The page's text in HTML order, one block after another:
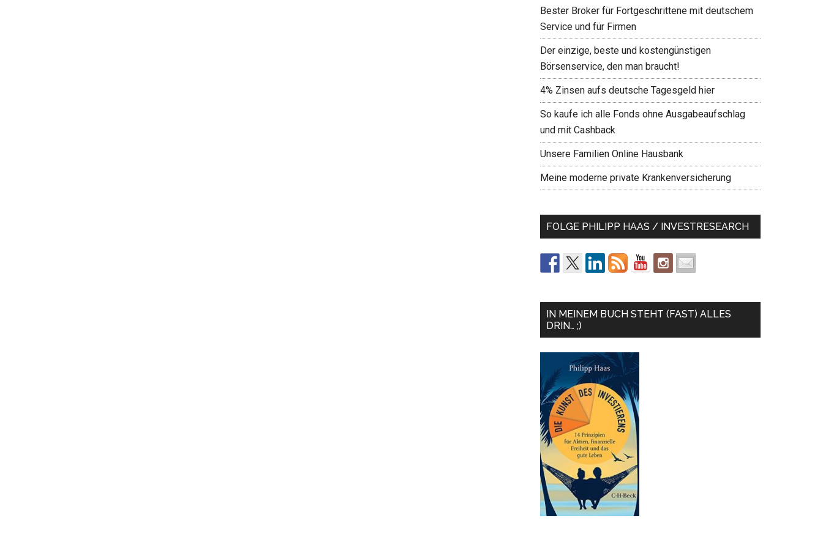
Bester Broker für Fortgeschrittene mit deutschem
Service und für Firmen
Der einzige, beste und kostengünstigen
Börsenservice, den man braucht!
4% Zinsen aufs deutsche Tagesgeld hier
So kaufe ich alle Fonds ohne Ausgabeaufschlag
und mit Cashback
Unsere Familien Online Hausbank
Meine moderne private Krankenversicherung
FOLGE PHILIPP HAAS / INVESTRESEARCH
IN MEINEM BUCH STEHT (FAST) ALLES
DRIN… ;)